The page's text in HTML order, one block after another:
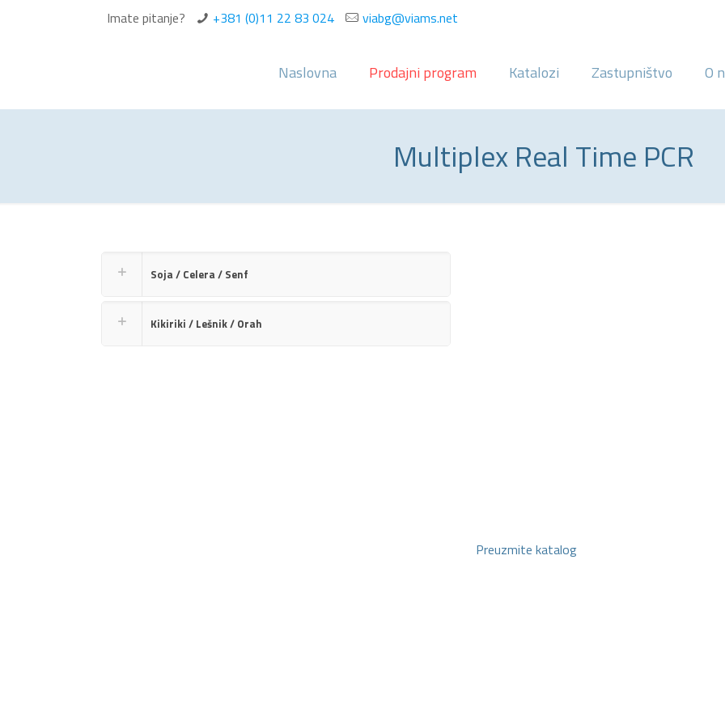
Imate pitanje? +381 (0)11 22 83 024 viabg@viams.net
Naslovna Prodajni program Katalozi Zastupništvo O
Multiplex Real Time PCR
Soja / Celera / Senf
Kikiriki / Lešnik / Orah
Preuzmite katalog